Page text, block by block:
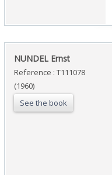
‎NUNDEL Ernst‎
Reference : T111078
(1960)
See the book